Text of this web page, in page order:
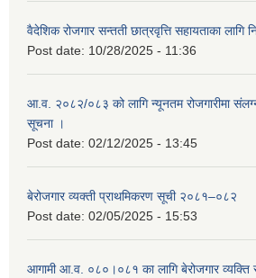
वैदेशिक रोजगार सन्तती छात्रवृत्ति सहायताका लागि
Post date: 10/28/2025 - 11:36
आ.व. २०८२/०८३ को लागि न्यूनतम रोजगारीमा
सूचना ।
Post date: 02/12/2025 - 13:45
बेरोजगार व्यक्ती प्राथमिकरण सूची २०८१–०८२
Post date: 02/05/2025 - 15:53
आगामी आ.व. ०८०।०८१ का लागि बेरोजगार